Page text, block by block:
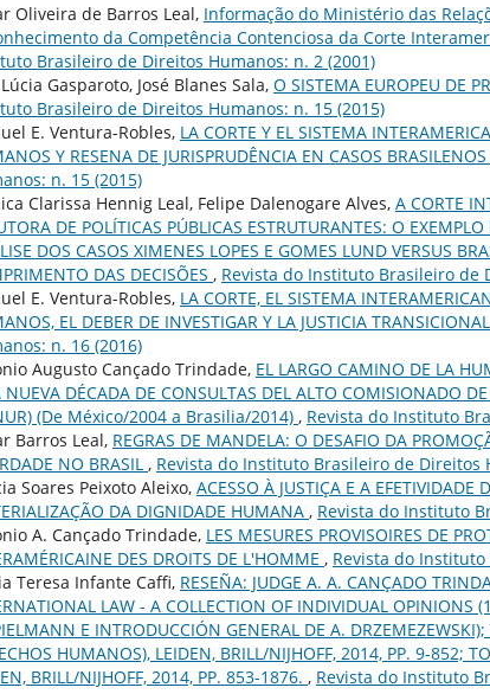
Oliveira de Barros Leal, Informação do Ministério das
da Competência Contenciosa da Corte
Brasileiro de Direitos Humanos: n. 2 (2001)
Gasparoto, José Blanes Sala, O SISTEMA EUROPEU DE
Brasileiro de Direitos Humanos: n. 15 (2015)
E. Ventura-Robles, LA CORTE Y EL SISTEMA
Y RESENA DE JURISPRUDÊNCIA EN CASOS BRASILENOS
n. 15 (2015)
Clarissa Hennig Leal, Felipe Dalenogare Alves, A CORTE
DE POLÍTICAS PÚBLICAS ESTRUTURANTES: O
DOS CASOS XIMENES LOPES E GOMES LUND VERSUS
DAS DECISÕES , Revista do Instituto Brasileiro de
E. Ventura-Robles, LA CORTE, EL SISTEMA
EL DEBER DE INVESTIGAR Y LA JUSTICIA TRANSICIONAL
n. 16 (2016)
Augusto Cançado Trindade, EL LARGO CAMINO DE LA
NUEVA DÉCADA DE CONSULTAS DEL ALTO COMISIONADO
(De México/2004 a Brasilia/2014) , Revista do Instituto
Barros Leal, REGRAS DE MANDELA: O DESAFIO DA
NO BRASIL , Revista do Instituto Brasileiro de Direitos
Soares Peixoto Aleixo, ACESSO À JUSTIÇA E A
DA DIGNIDADE HUMANA , Revista do Instituto
A. Cançado Trindade, LES MESURES PROVISOIRES DE
DES DROITS DE L'HOMME , Revista do
Teresa Infante Caffi, RESEÑA: JUDGE A. A. CANÇADO
LAW - A COLLECTION OF INDIVIDUAL OPINIONS
E INTRODUCCIÓN GENERAL DE A.
HUMANOS), LEIDEN, BRILL/NIJHOFF, 2014, PP. 9-852;
BRILL/NIJHOFF, 2014, PP. 853-1876. , Revista do Instituto